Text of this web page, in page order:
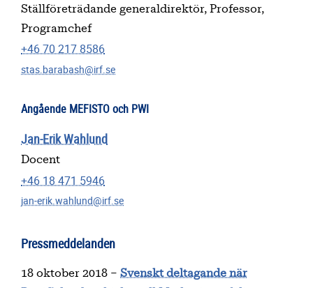
Ställföreträdande generaldirektör, Professor,
Programchef
+46 70 217 8586
stas.barabash@irf.se
Angående MEFISTO och PWI
Jan-Erik Wahlund
Docent
+46 18 471 5946
jan-erik.wahlund@irf.se
Pressmeddelanden
18 oktober 2018 – Svenskt deltagande när